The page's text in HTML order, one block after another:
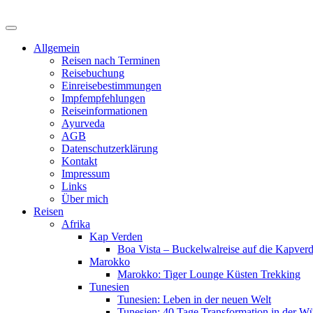
to
Allgemein
Reisen nach Terminen
Reisebuchung
Einreisebestimmungen
Impfempfehlungen
Reiseinformationen
Ayurveda
AGB
Datenschutzerklärung
Kontakt
Impressum
Links
Über mich
Reisen
Kap Verden
Boa Vista – Buckelwalreise auf die
Marokko
Marokko: Tiger Lounge Küsten Trekking
Tunesien
Tunesien: Leben in der neuen Welt